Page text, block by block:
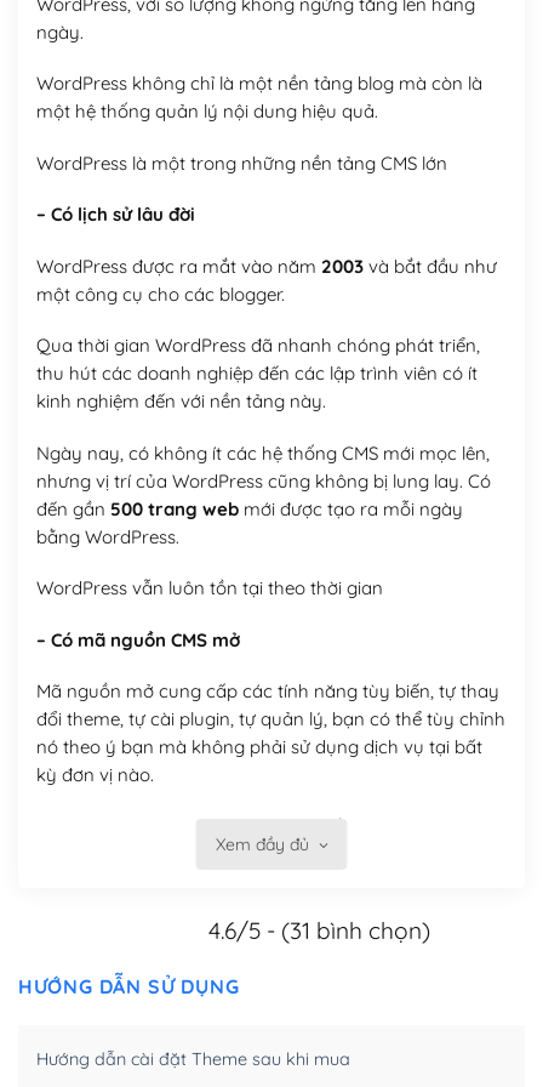
ngày.
WordPress không chỉ là một nền tảng blog mà còn là
một hệ thống quản lý nội dung hiệu quả.
WordPress là một trong những nền tảng CMS lớn
– Có lịch sử lâu đời
WordPress được ra mắt vào năm 2003và bắt đầu như
một công cụ cho các blogger.
Qua thời gian WordPress đã nhanh chóng phát triển,
thu hút các doanh nghiệp đến các lập trình viên có ít
kinh nghiệm đến với nền tảng này.
Ngày nay, có không ít các hệ thống CMS mới mọc lên,
nhưng vị trí của WordPress cũng không bị lung lay. Có
đến gần 500 trang webmới được tạo ra mỗi ngày
bằng WordPress.
WordPress vẫn luôn tồn tại theo thời gian
– Có mã nguồn CMS mở
Mã nguồn mở cung cấp các tính năng tùy biến, tự thay
đổi theme, tự cài plugin, tự quản lý, bạn có thể tùy chỉnh
nó theo ý bạn mà không phải sử dụng dịch vụ tại bất
kỳ đơn vị nào.
Việc của bạn là đăng ký một tên miền và hosting để
hóa nội dung cho SEO.
Xem đầy đủ
4.6/5 - (31 bình chọn)
HƯỚNG DẪN SỬ DỤNG
Hướng dẫn cài đặt Theme sau khi mua